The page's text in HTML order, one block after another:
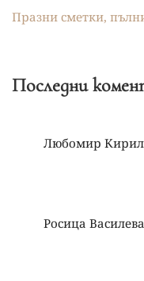
Празни сметки,
Последни
Любомир
Росица Василева